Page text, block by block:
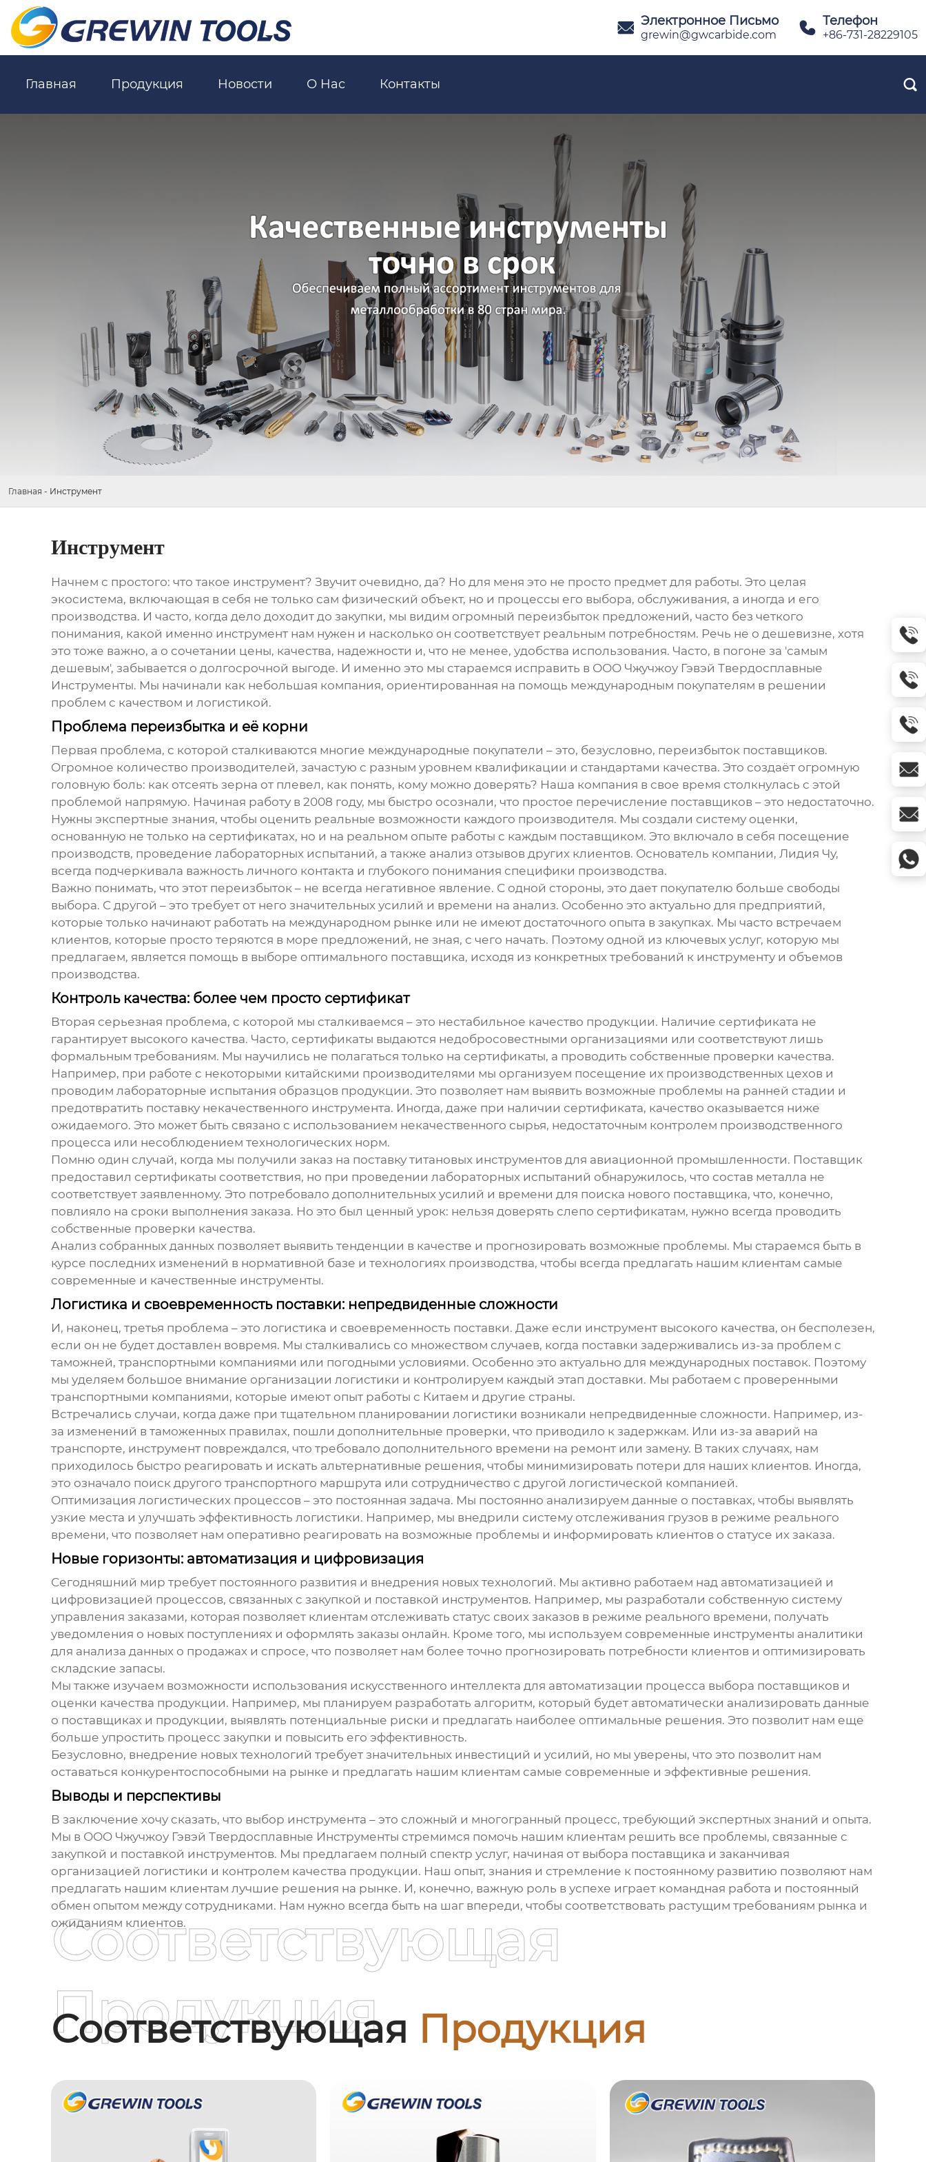
 Электронное Письмо
grewin@gwcarbide.com  Телефон
+86-731-28229105
Главная Продукция Новости О Hас Контакты 
Главная - Инструмент
Инструмент
Начнем с простого: что такое инструмент? Звучит очевидно, да? Но для меня это не просто предмет для работы. Это целая
экосистема, включающая в себя не только сам физический объект, но и процессы его выбора, обслуживания, а иногда и его
производства. И часто, когда дело доходит до закупки, мы видим огромный переизбыток предложений, часто без четкого
понимания, какой именно инструментнам нужен и насколько он соответствует реальным потребностям. Речь не о дешевизне, хотя
это тоже важно, а о сочетании цены, качества, надежности и, что не менее, удобства использования. Часто, в погоне за 'самым
дешевым', забывается о долгосрочной выгоде. И именно это мы стараемся исправить в ООО Чжучжоу Гэвэй Твердосплавные
Инструменты. Мы начинали как небольшая компания, ориентированная на помощь международным покупателям в решении
проблем с качеством и логистикой.
Проблема переизбытка и её корни
Первая проблема, с которой сталкиваются многие международные покупатели – это, безусловно, переизбыток поставщиков.
Огромное количество производителей, зачастую с разным уровнем квалификации и стандартами качества. Это создаёт огромную
головную боль: как отсеять зерна от плевел, как понять, кому можно доверять? Наша компания в свое время столкнулась с этой
проблемой напрямую. Начиная работу в 2008 году, мы быстро осознали, что простое перечисление поставщиков – это недостаточно.
Нужны экспертные знания, чтобы оценить реальные возможности каждого производителя. Мы создали систему оценки,
основанную не только на сертификатах, но и на реальном опыте работы с каждым поставщиком. Это включало в себя посещение
производств, проведение лабораторных испытаний, а также анализ отзывов других клиентов. Основатель компании, Лидия Чу,
всегда подчеркивала важность личного контакта и глубокого понимания специфики производства.
Важно понимать, что этот переизбыток – не всегда негативное явление. С одной стороны, это дает покупателю больше свободы
выбора. С другой – это требует от него значительных усилий и времени на анализ. Особенно это актуально для предприятий,
которые только начинают работать на международном рынке или не имеют достаточного опыта в закупках. Мы часто встречаем
клиентов, которые просто теряются в море предложений, не зная, с чего начать. Поэтому одной из ключевых услуг, которую мы
предлагаем, является помощь в выборе оптимального поставщика, исходя из конкретных требований к инструментуи объемов
производства.
Контроль качества: более чем просто сертификат
Вторая серьезная проблема, с которой мы сталкиваемся – это нестабильное качество продукции. Наличие сертификата не
гарантирует высокого качества. Часто, сертификаты выдаются недобросовестными организациями или соответствуют лишь
формальным требованиям. Мы научились не полагаться только на сертификаты, а проводить собственные проверки качества.
Например, при работе с некоторыми китайскими производителями мы организуем посещение их производственных цехов и
проводим лабораторные испытания образцов продукции. Это позволяет нам выявить возможные проблемы на ранней стадии и
предотвратить поставку некачественного инструмента. Иногда, даже при наличии сертификата, качество оказывается ниже
ожидаемого. Это может быть связано с использованием некачественного сырья, недостаточным контролем производственного
процесса или несоблюдением технологических норм.
Помню один случай, когда мы получили заказ на поставку титановых инструментовдля авиационной промышленности. Поставщик
предоставил сертификаты соответствия, но при проведении лабораторных испытаний обнаружилось, что состав металла не
соответствует заявленному. Это потребовало дополнительных усилий и времени для поиска нового поставщика, что, конечно,
повлияло на сроки выполнения заказа. Но это был ценный урок: нельзя доверять слепо сертификатам, нужно всегда проводить
собственные проверки качества.
Анализ собранных данных позволяет выявить тенденции в качестве и прогнозировать возможные проблемы. Мы стараемся быть в
курсе последних изменений в нормативной базе и технологиях производства, чтобы всегда предлагать нашим клиентам самые
современные и качественные инструменты.
Логистика и своевременность поставки: непредвиденные сложности
И, наконец, третья проблема – это логистика и своевременность поставки. Даже если инструментвысокого качества, он бесполезен,
если он не будет доставлен вовремя. Мы сталкивались со множеством случаев, когда поставки задерживались из-за проблем с
таможней, транспортными компаниями или погодными условиями. Особенно это актуально для международных поставок. Поэтому
мы уделяем большое внимание организации логистики и контролируем каждый этап доставки. Мы работаем с проверенными
транспортными компаниями, которые имеют опыт работы с Китаем и другие страны.
Встречались случаи, когда даже при тщательном планировании логистики возникали непредвиденные сложности. Например, из-
за изменений в таможенных правилах, пошли дополнительные проверки, что приводило к задержкам. Или из-за аварий на
транспорте, инструментповреждался, что требовало дополнительного времени на ремонт или замену. В таких случаях, нам
приходилось быстро реагировать и искать альтернативные решения, чтобы минимизировать потери для наших клиентов. Иногда,
это означало поиск другого транспортного маршрута или сотрудничество с другой логистической компанией.
Оптимизация логистических процессов – это постоянная задача. Мы постоянно анализируем данные о поставках, чтобы выявлять
узкие места и улучшать эффективность логистики. Например, мы внедрили систему отслеживания грузов в режиме реального
времени, что позволяет нам оперативно реагировать на возможные проблемы и информировать клиентов о статусе их заказа.
Новые горизонты: автоматизация и цифровизация
Сегодняшний мир требует постоянного развития и внедрения новых технологий. Мы активно работаем над автоматизацией и
цифровизацией процессов, связанных с закупкой и поставкой инструментов. Например, мы разработали собственную систему
управления заказами, которая позволяет клиентам отслеживать статус своих заказов в режиме реального времени, получать
уведомления о новых поступлениях и оформлять заказы онлайн. Кроме того, мы используем современные инструменты аналитики
для анализа данных о продажах и спросе, что позволяет нам более точно прогнозировать потребности клиентов и оптимизировать
складские запасы.
Мы также изучаем возможности использования искусственного интеллекта для автоматизации процесса выбора поставщиков и
оценки качества продукции. Например, мы планируем разработать алгоритм, который будет автоматически анализировать данные
о поставщиках и продукции, выявлять потенциальные риски и предлагать наиболее оптимальные решения. Это позволит нам еще
больше упростить процесс закупки и повысить его эффективность.
Безусловно, внедрение новых технологий требует значительных инвестиций и усилий, но мы уверены, что это позволит нам
оставаться конкурентоспособными на рынке и предлагать нашим клиентам самые современные и эффективные решения.
Выводы и перспективы
В заключение хочу сказать, что выбор инструмента – это сложный и многогранный процесс, требующий экспертных знаний и опыта.
Мы в ООО Чжучжоу Гэвэй Твердосплавные Инструменты стремимся помочь нашим клиентам решить все проблемы, связанные с
закупкой и поставкой инструментов. Мы предлагаем полный спектр услуг, начиная от выбора поставщика и заканчивая
организацией логистики и контролем качества продукции. Наш опыт, знания и стремление к постоянному развитию позволяют нам
предлагать нашим клиентам лучшие решения на рынке. И, конечно, важную роль в успехе играет командная работа и постоянный
обмен опытом между сотрудниками. Нам нужно всегда быть на шаг впереди, чтобы соответствовать растущим требованиям рынка и
ожиданиям клиентов.
Соответствующая Продукция
Соответствующая
Продукция